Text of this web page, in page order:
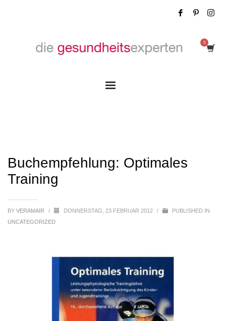
Buchempfehlung: Optimales
Training
BY VERAMAIR / DONNERSTAG, 23 FEBRUAR 2012 /
PUBLISHED IN
UNCATEGORIZED